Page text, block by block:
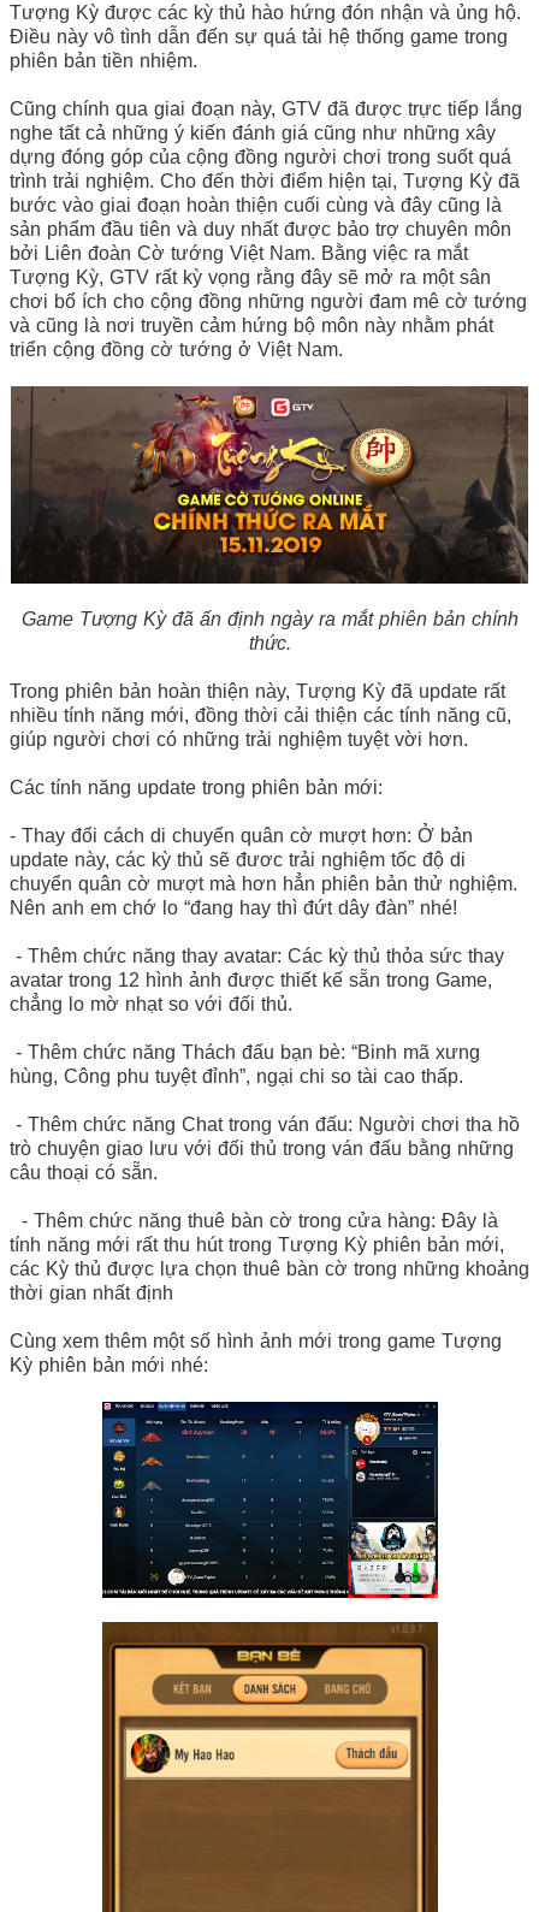
Tượng Kỳ được các kỳ thủ hào hứng đón nhận và ủng hộ.
Điều này vô tình dẫn đến sự quá tải hệ thống game trong
phiên bản tiền nhiệm.
Cũng chính qua giai đoạn này, GTV đã được trực tiếp lắng
nghe tất cả những ý kiến đánh giá cũng như những xây
dựng đóng góp của cộng đồng người chơi trong suốt quá
trình trải nghiệm. Cho đến thời điểm hiện tại, Tượng Kỳ đã
bước vào giai đoạn hoàn thiện cuối cùng và đây cũng là
sản phẩm đầu tiên và duy nhất được bảo trợ chuyên môn
bởi Liên đoàn Cờ tướng Việt Nam. Bằng việc ra mắt
Tượng Kỳ, GTV rất kỳ vọng rằng đây sẽ mở ra một sân
chơi bổ ích cho cộng đồng những người đam mê cờ tướng
và cũng là nơi truyền cảm hứng bộ môn này nhằm phát
triển cộng đồng cờ tướng ở Việt Nam.
Game Tượng Kỳ đã ấn định ngày ra mắt phiên bản chính
thức.
Trong phiên bản hoàn thiện này, Tượng Kỳ đã update rất
nhiều tính năng mới, đồng thời cải thiện các tính năng cũ,
giúp người chơi có những trải nghiệm tuyệt vời hơn.
Các tính năng update trong phiên bản mới:
- Thay đổi cách di chuyển quân cờ mượt hơn: Ở bản
update này, các kỳ thủ sẽ đươc trải nghiệm tốc độ di
chuyển quân cờ mượt mà hơn hẳn phiên bản thử nghiệm.
Nên anh em chớ lo “đang hay thì đứt dây đàn” nhé!
- Thêm chức năng thay avatar: Các kỳ thủ thỏa sức thay
avatar trong 12 hình ảnh được thiết kế sẵn trong Game,
chẳng lo mờ nhạt so với đối thủ.
- Thêm chức năng Thách đấu bạn bè: “Binh mã xưng
hùng, Công phu tuyệt đỉnh”, ngại chi so tài cao thấp.
- Thêm chức năng Chat trong ván đấu: Người chơi tha hồ
trò chuyện giao lưu với đối thủ trong ván đấu bằng những
câu thoại có sẵn.
- Thêm chức năng thuê bàn cờ trong cửa hàng: Đây là
tính năng mới rất thu hút trong Tượng Kỳ phiên bản mới,
các Kỳ thủ được lựa chọn thuê bàn cờ trong những khoảng
thời gian nhất định
Cùng xem thêm một số hình ảnh mới trong game Tượng
Kỳ phiên bản mới nhé: